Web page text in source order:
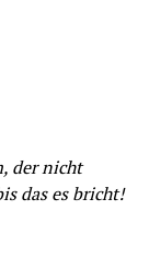
der nicht
das es bricht!